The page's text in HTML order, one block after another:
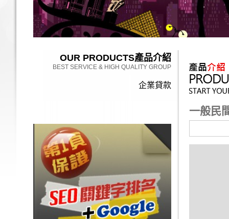
OUR PRODUCTS產品介紹
BEST SERVICE & HIGH QUALITY GROUP
企業貸款
一般民